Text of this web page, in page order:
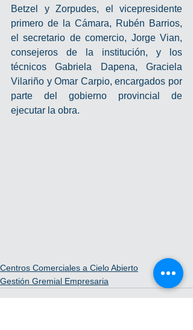
Betzel y Zorpudes, el vicepresidente
primero de la Cámara, Rubén Barrios,
el secretario de comercio, Jorge Vian,
consejeros de la institución, y los
técnicos Gabriela Dapena, Graciela
Vilariño y Omar Carpio, encargados por
parte del gobierno provincial de
ejecutar la obra.
Centros Comerciales a Cielo Abierto
Gestión Gremial Empresaria